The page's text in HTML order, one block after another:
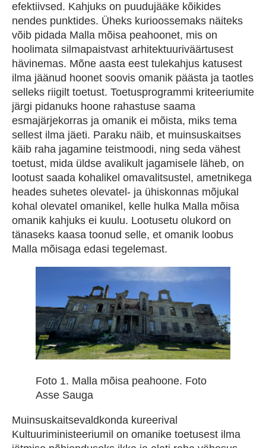
efektiivsed. Kahjuks on puudujääke kõikides
nendes punktides. Üheks kurioossemaks näiteks
võib pidada Malla mõisa peahoonet, mis on
hoolimata silmapaistvast arhitektuuriväärtusest
hävinemas. Mõne aasta eest tulekahjus katusest
ilma jäänud hoonet soovis omanik päästa ja taotles
selleks riigilt toetust. Toetusprogrammi kriteeriumite
järgi pidanuks hoone rahastuse saama
esmajärjekorras ja omanik ei mõista, miks tema
sellest ilma jäeti. Paraku näib, et muinsuskaitses
käib raha jagamine teistmoodi, ning seda vähest
toetust, mida üldse avalikult jagamisele läheb, on
lootust saada kohalikel omavalitsustel, ametnikega
heades suhetes olevatel- ja ühiskonnas mõjukal
kohal olevatel omanikel, kelle hulka Malla mõisa
omanik kahjuks ei kuulu. Lootusetu olukord on
tänaseks kaasa toonud selle, et omanik loobus
Malla mõisaga edasi tegelemast.
Foto 1. Malla mõisa peahoone. Foto
Asse Sauga
Muinsuskaitsevaldkonda kureerival
Kultuuriministeeriumil on omanike toetusest ilma